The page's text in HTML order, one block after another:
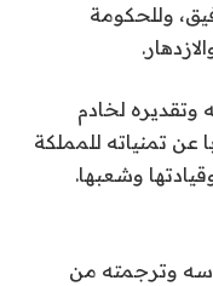
وللحكومة
وتقديره لخادم
عن تمنياته للمملكة
وشعبها.
وترجمته من